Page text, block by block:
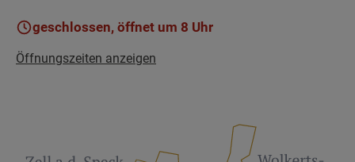
geschlossen, öffnet um 8 Uhr
Öffnungszeiten anzeigen